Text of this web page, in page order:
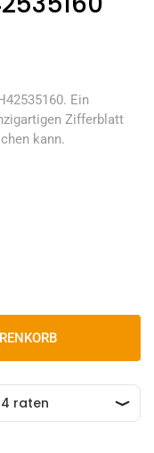
Ein
Zifferblatt
kann.